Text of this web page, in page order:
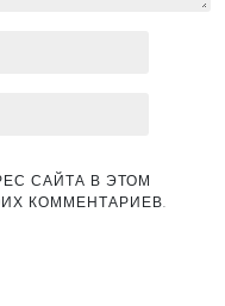
САЙТА В ЭТОМ
КОММЕНТАРИЕВ.